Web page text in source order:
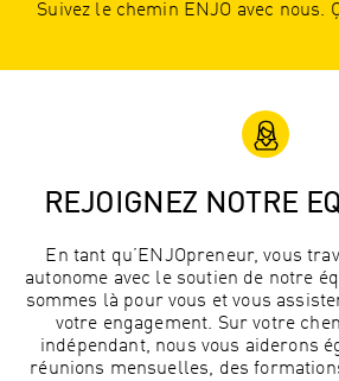
Suivez le chemin ENJO avec nous.
REJOIGNEZ NOTRE
En tant qu’ENJOpreneur, vous
autonome avec le soutien de notre
sommes là pour vous et vous
votre engagement. Sur votre
indépendant, nous vous aiderons
réunions mensuelles, des